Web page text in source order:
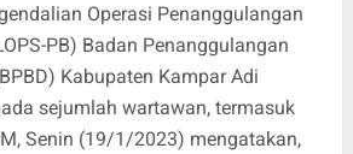
Operasi Penanggulangan
PB) Badan Penanggulangan
Kabupaten Kampar Adi
sejumlah wartawan, termasuk
Senin (19/1/2023) mengatakan,